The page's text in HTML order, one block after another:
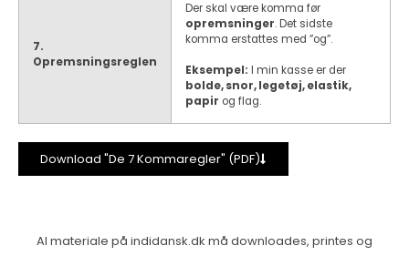
7.
Opremsningsreglen
Der skal være komma før
opremsninger. Det sidste
komma erstattes med ”og”.
Eksempel: I min kasse er der
bolde, snor, legetøj, elastik,
papir og flag.
Download "De 7 Kommaregler" (PDF)
Al materiale på indidansk.dk må downloades, printes og